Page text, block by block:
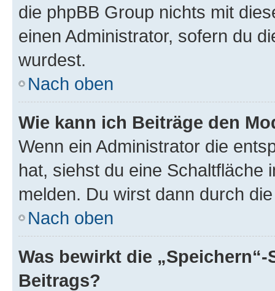
die phpBB Group nichts mit
einen Administrator, sofern du
wurdest.
Nach oben
Wie kann ich Beiträge den
Wenn ein Administrator die
hat, siehst du eine Schaltfläche
melden. Du wirst dann durch
Nach oben
Was bewirkt die
Beitrags?